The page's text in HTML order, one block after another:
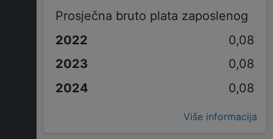
Prosječna bruto plata zaposlenog
0,08
0,08
0,08
Više informacija